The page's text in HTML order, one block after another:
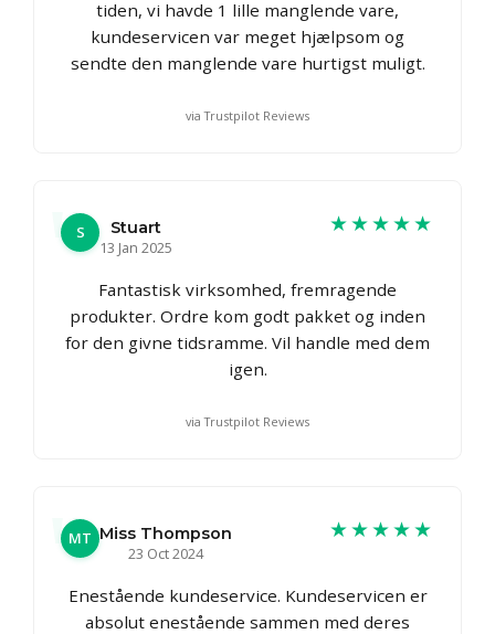
tiden, vi havde 1 lille manglende vare,
kundeservicen var meget hjælpsom og
sendte den manglende vare hurtigst muligt.
via Trustpilot Reviews
S
Stuart
13 Jan 2025
★★★★★
Fantastisk virksomhed, fremragende
produkter. Ordre kom godt pakket og inden
for den givne tidsramme. Vil handle med dem
igen.
via Trustpilot Reviews
MT Miss Thompson
23 Oct 2024
★★★★★
Enestående kundeservice. Kundeservicen er
absolut enestående sammen med deres